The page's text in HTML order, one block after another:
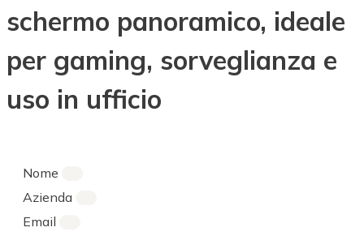
schermo panoramico, ideale
per gaming, sorveglianza e
uso in ufficio
Nome
Azienda
Email